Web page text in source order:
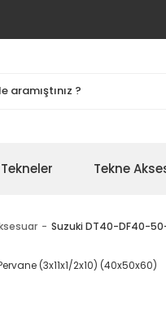
Tekneler Tekne
Suzuki DT40-DF40-